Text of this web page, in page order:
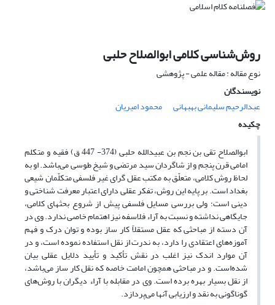
روش‌شناسی کلامی ابو‌الصلاح حلبی
نوع مقاله : مقاله علمی - پژوهشی
نویسندگان
عبدالرحیم سلیمانی بهبهانی
محمود امیریان
چکیده
ابو‌الصلاح تقی بن نجم ‌بن عبیدالله حلبی (374- 447 ق) فقیه و متکلم
امامی قرن پنجم و از شاگردان سید مرتضی و شیخ طوسی می‌باشد. او به
لحاظ روش کلامی، متعلّق به مکتب عقل گرای غیر فلسفی متکلّمان شیعی
بغداد است. بر پایه این روش، تفکر عقلی دارای اعتبار معرفت شناختی و
دینی است؛ ولی بررسی مسایل فلسفی پیش از شروع بحث‏های کلامی،
جایگاهی نداشته و نسبت به آراء فلاسفه نیز اهتمام خاصی ندارد. وی در
آن دسته از مباحثی که عقل مستقلاً کار ساز بوده و توان درک و فهم
آموزه‌های اعتقادی را دارد، به ندرت از نقل استفاده نموده است، و در
آن موارد اندک نیز اغلب در نقش تأکید و تأیید دلایل عقلی بیان
شده‌است. و در مباحثی همچون امامت خاصه که نقل کار ساز می‌باشد،
از نقل بسیار بهره برده است. وی در مقابله با آراء دیگران با روش‌های
گوناگونی به نقد و ارزیابی آنها می‌پردازد.